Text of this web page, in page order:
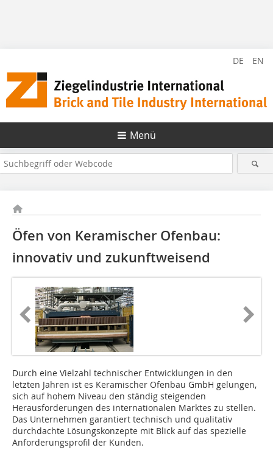
DE EN
Menü
Öfen von Keramischer Ofenbau:
innovativ und ­zukunftweisend
Durch eine Vielzahl technischer Entwicklungen in den
letzten Jahren ist es Keramischer Ofenbau GmbH gelungen,
sich auf hohem Niveau den ständig steigenden
Herausforderungen des internationalen Marktes zu stellen.
Das Unternehmen garantiert technisch und qualitativ
durchdachte Lösungskonzepte mit Blick auf das spezielle
Anforderungsprofil der Kunden.